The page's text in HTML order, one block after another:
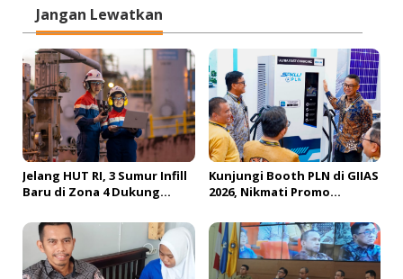
a
s
i
p
o
s
Jangan Lewatkan
Jelang HUT RI, 3 Sumur Infill
Baru di Zona 4 Dukung
Kunjungi Booth PLN di GIIAS
2026, Nikmati Promo